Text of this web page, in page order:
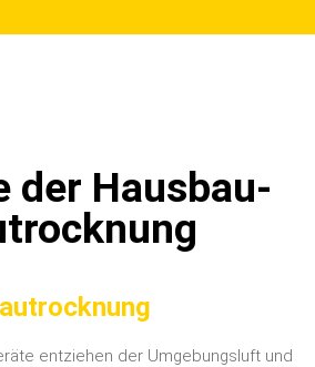
der Hausbau-
entziehen der Umgebungsluft und